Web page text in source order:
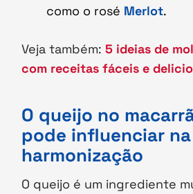
como o rosé Merlot.
Veja também:5 ideias de
com receitas fáceis e
O queijo no
pode influenciar na
harmonização
O queijo é um ingrediente